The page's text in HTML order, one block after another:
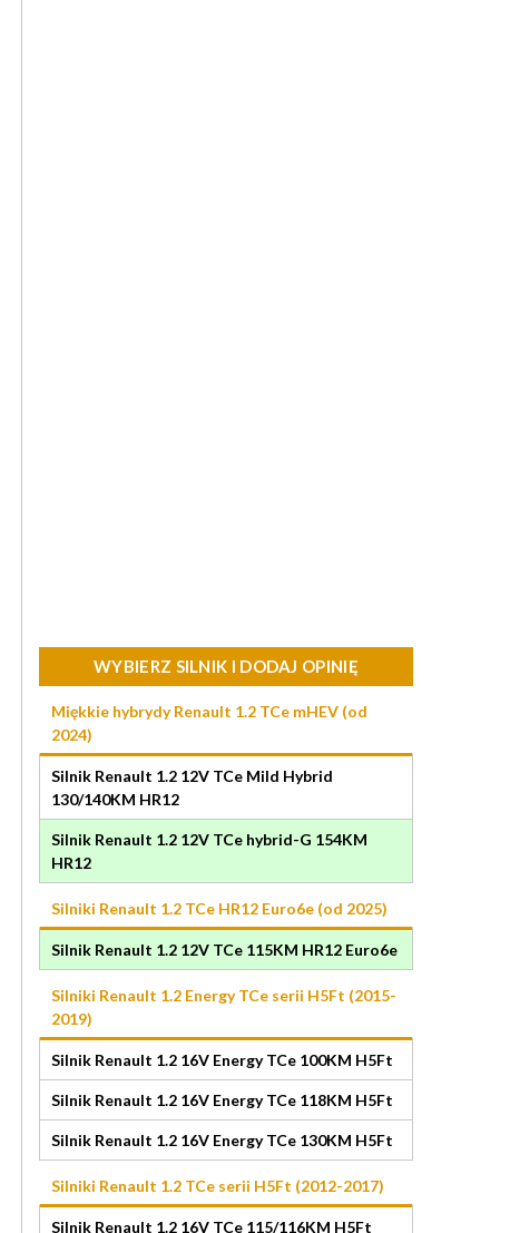
WYBIERZ SILNIK I DODAJ OPINIĘ
Miękkie hybrydy Renault 1.2 TCe mHEV (od
2024)
Silnik Renault 1.2 12V TCe Mild Hybrid
130/140KM HR12
Silnik Renault 1.2 12V TCe hybrid-G 154KM
HR12
Silniki Renault 1.2 TCe HR12 Euro6e (od 2025)
Silnik Renault 1.2 12V TCe 115KM HR12 Euro6e
Silniki Renault 1.2 Energy TCe serii H5Ft (2015-
2019)
Silnik Renault 1.2 16V Energy TCe 100KM H5Ft
Silnik Renault 1.2 16V Energy TCe 118KM H5Ft
Silnik Renault 1.2 16V Energy TCe 130KM H5Ft
Silniki Renault 1.2 TCe serii H5Ft (2012-2017)
Silnik Renault 1.2 16V TCe 115/116KM H5Ft